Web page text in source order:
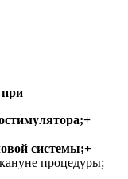
при
системы;+
процедуры;